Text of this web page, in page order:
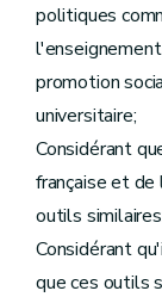
politiques
promotion
universitaire;
Considérant
française et
outils
Considérant
que ces outils